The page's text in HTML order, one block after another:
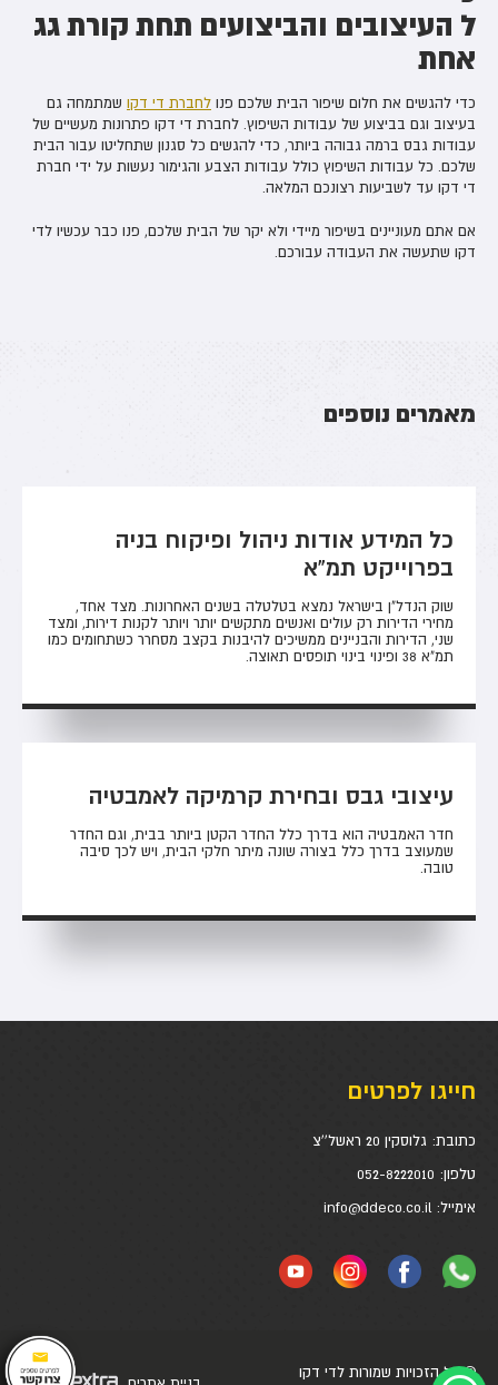
ל העיצובים והביצועים תחת קורת גג
אחת
כדי להגשים את חלום שיפור הבית שלכם פנו לחברת די דקו שמתמחה גם
בעיצוב וגם בביצוע של עבודות השיפוץ. לחברת די דקו פתרונות מעשיים של
עבודות גבס ברמה גבוהה ביותר, כדי להגשים כל סגנון שתחליטו עבור הבית
שלכם. כל עבודות השיפוץ כולל עבודות הצבע והגימור נעשות על ידי חברת
די דקו עד לשביעות רצונכם המלאה.
אם אתם מעוניינים בשיפור מיידי ולא יקר של הבית שלכם, פנו כבר עכשיו לדי
דקו שתעשה את העבודה עבורכם.
מאמרים נוספים
כל המידע אודות ניהול ופיקוח בניה
בפרוייקט תמ"א
שוק הנדל"ן בישראל נמצא בטלטלה בשנים האחרונות. מצד אחד,
מחירי הדירות רק עולים ואנשים מתקשים יותר ויותר לקנות דירות, ומצד
שני, הדירות והבניינים ממשיכים להיבנות בקצב מסחרר כשתחומים כמו
תמ"א 38 ופינוי בינוי תופסים תאוצה.
עיצובי גבס ובחירת קרמיקה לאמבטיה
חדר האמבטיה הוא בדרך כלל החדר הקטן ביותר בבית, וגם החדר
שמעוצב בדרך כלל בצורה שונה מיתר חלקי הבית, ויש לכך סיבה
טובה.
חייגו לפרטים
כתובת: גלוסקין 20 ראשל''צ
טלפון: 052-8222010
אימייל:info@ddeco.co.il
© כל הזכויות שמורות לדי דקו